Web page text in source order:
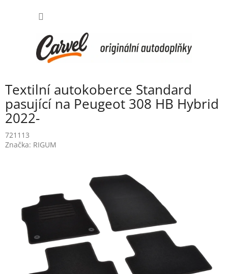
Textilní autokoberce Standard
pasující na Peugeot 308 HB Hybrid
2022-
721113
Značka: RIGUM